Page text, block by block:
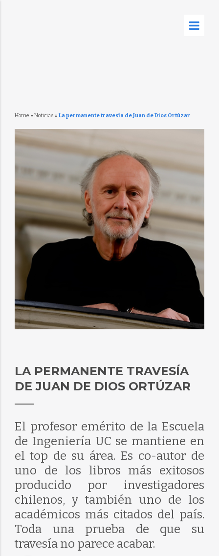
Home » Noticias » La permanente travesía de Juan de Dios Ortúzar
LA PERMANENTE TRAVESÍA
DE JUAN DE DIOS ORTÚZAR
El profesor emérito de la Escuela
de Ingeniería UC se mantiene en
el top de su área. Es co-autor de
uno de los libros más exitosos
producido por investigadores
chilenos, y también uno de los
académicos más citados del país.
Toda una prueba de que su
travesía no parece acabar.